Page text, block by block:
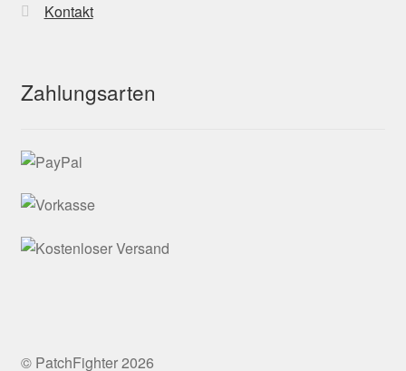
Kontakt
Zahlungsarten
© PatchFighter 2026